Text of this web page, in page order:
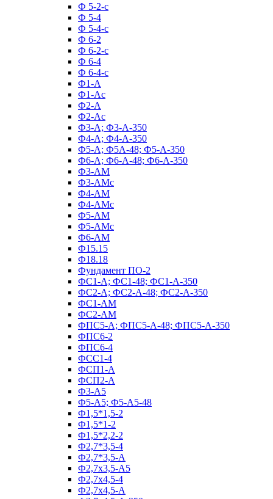
Ф 5-2-с
Ф 5-4
Ф 5-4-с
Ф 6-2
Ф 6-2-с
Ф 6-4
Ф 6-4-с
Ф1-А
Ф1-Ас
Ф2-А
Ф2-Ас
Ф3-А; Ф3-А-350
Ф4-А; Ф4-А-350
Ф5-А; Ф5А-48; Ф5-А-350
Ф6-А; Ф6-А-48; Ф6-А-350
Ф3-АМ
Ф3-АМс
Ф4-АМ
Ф4-АМс
Ф5-АМ
Ф5-АМс
Ф6-АМ
Ф15.15
Ф18.18
Фундамент ПО‑2
ФС1-А; ФС1-48; ФС1-А-350
ФС2-А; ФС2-А-48; ФС2-А-350
ФС1-АМ
ФС2-АМ
ФПС5-А; ФПС5-А-48; ФПС5-А-350
ФПС6-2
ФПС6-4
ФСС1-4
ФСП1-А
ФСП2-А
Ф3-А5
Ф5-А5; Ф5-А5-48
Ф1,5*1,5-2
Ф1,5*1-2
Ф1,5*2,2-2
Ф2,7*3,5-4
Ф2,7*3,5-А
Ф2,7х3,5-А5
Ф2,7х4,5-4
Ф2,7х4,5-А